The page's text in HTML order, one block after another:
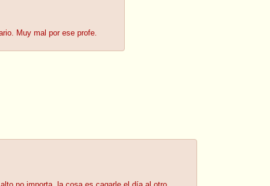
Muy mal por ese profe.